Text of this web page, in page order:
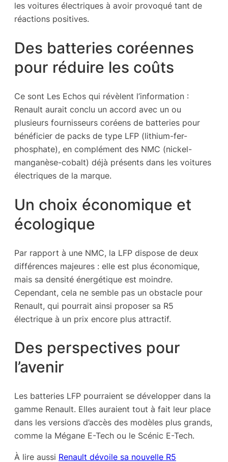
les voitures électriques à avoir provoqué tant de
réactions positives.
Des batteries coréennes
pour réduire les coûts
Ce sont Les Echos qui révèlent l’information :
Renault aurait conclu un accord avec un ou
plusieurs fournisseurs coréens de batteries pour
bénéficier de packs de type LFP (lithium-fer-
phosphate), en complément des NMC (nickel-
manganèse-cobalt) déjà présents dans les voitures
électriques de la marque.
Un choix économique et
écologique
Par rapport à une NMC, la LFP dispose de deux
différences majeures : elle est plus économique,
mais sa densité énergétique est moindre.
Cependant, cela ne semble pas un obstacle pour
Renault, qui pourrait ainsi proposer sa R5
électrique à un prix encore plus attractif.
Des perspectives pour
l’avenir
Les batteries LFP pourraient se développer dans la
gamme Renault. Elles auraient tout à fait leur place
dans les versions d’accès des modèles plus grands,
comme la Mégane E-Tech ou le Scénic E-Tech.
À lire aussi Renault dévoile sa nouvelle R5